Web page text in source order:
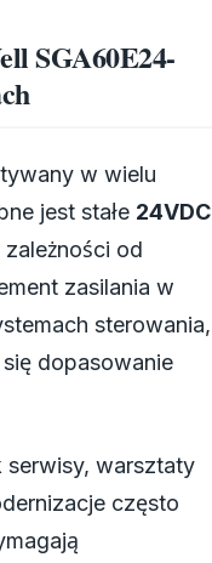
SGA60E24-
w wielu
jest stałe 24VDC
od
zasilania w
sterowania,
dopasowanie
warsztaty
często